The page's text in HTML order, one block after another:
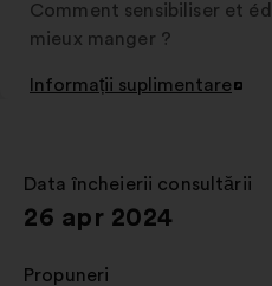
Comment sensibiliser et
mieux manger ?
Informații suplimentare
Deschidere
filă
nouă
Data încheierii consultării
:
26 apr 2024
Propuneri
: